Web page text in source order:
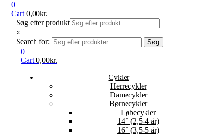
0
Cart 0,00kr.
Søg efter produkt
×
Search for:
Søg
0
Cart 0,00kr.
Cykler
Herrecykler
Damecykler
Børnecykler
Løbecykler
14″ (2,5-4 år)
16″ (3,5-5 år)